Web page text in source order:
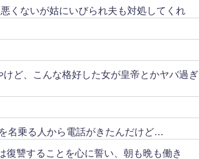
くないが姑にいびられ夫も対処してくれ
ど、こんな格好した女が皇帝とかヤバ過ぎ
名乗る人から電話がきたんだけど…
讐することを心に誓い、朝も晩も働き